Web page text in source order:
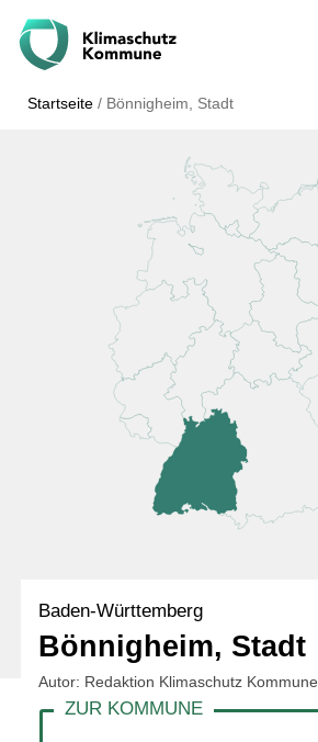
Startseite / Bönnigheim, Stadt
Baden-Württemberg
Bönnigheim, Stadt
Autor: Redaktion Klimaschutz Kommune